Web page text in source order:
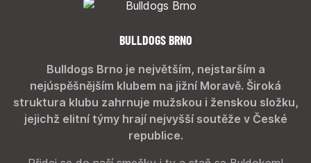
BULLDOGS BRNO
Bulldogs Brno je největším, nejstarším a
nejúspěšnějším klubem na jižní Moravě. Široká
struktura klubu zahrnuje mužskou i ženskou složku,
jejichž elitní týmy hrají nejvyšší soutěže v České
republice.